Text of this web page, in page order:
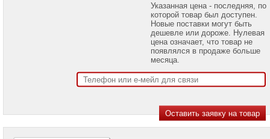
Принтеры
Указанная цена - последняя, по
которой товар был доступен.
Новые поставки могут быть
дешевле или дороже. Нулевая
цена означает, что товар не
появлялся в продаже больше
месяца.